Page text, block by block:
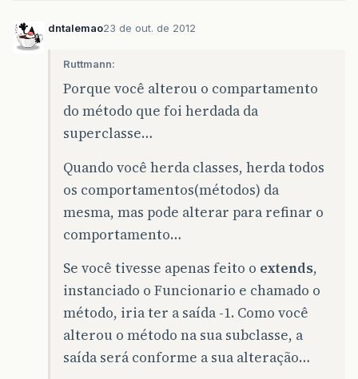
dntalemao23 de out. de 2012
Ruttmann:
Porque você alterou o compartamento
do método que foi herdada da
superclasse…
Quando você herda classes, herda todos
os comportamentos(métodos) da
mesma, mas pode alterar para refinar o
comportamento…
Se você tivesse apenas feito o extends,
instanciado o Funcionario e chamado o
método, iria ter a saída -1. Como você
alterou o método na sua subclasse, a
saída será conforme a sua alteração…